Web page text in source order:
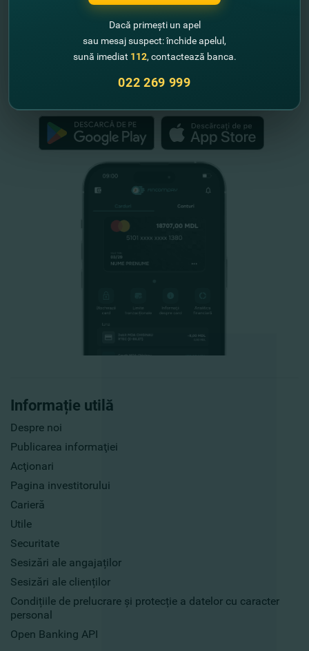
Informație utilă
Despre noi
Publicarea informaţiei
Acţionari
Pagina investitorului
Carieră
Utile
Securitate
Sesizări ale angajaților
Sesizări ale clienților
Condițiile de prelucrare și protecție a datelor cu caracter
personal
Open Banking API
"FinComBank" S.A. este membră a
Schemei de Garantare a Depozitelor
din Republica Moldova
Dacă primești un apel
sau mesaj suspect: închide apelul,
sună imediat 112, contactează banca.
022 269 999